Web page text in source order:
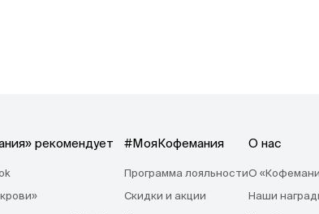
рекомендует #МояКофемания
Программа лояльности
Скидки и акции
О нас
О
Наши